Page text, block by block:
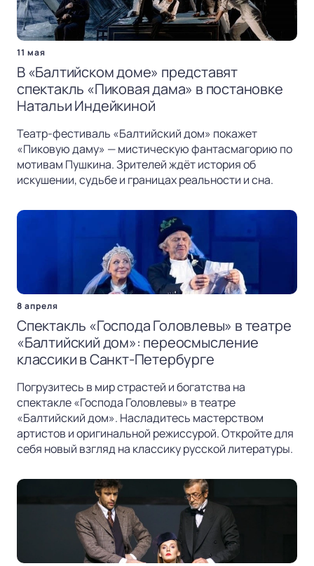
11 мая
В «Балтийском доме» представят
спектакль «Пиковая дама» в постановке
Натальи Индейкиной
Театр-фестиваль «Балтийский дом» покажет
«Пиковую даму» — мистическую фантасмагорию по
мотивам Пушкина. Зрителей ждёт история об
искушении, судьбе и границах реальности и сна.
8 апреля
Спектакль «Господа Головлевы» в театре
«Балтийский дом»: переосмысление
классики в Санкт-Петербурге
Погрузитесь в мир страстей и богатства на
спектакле «Господа Головлевы» в театре
«Балтийский дом». Насладитесь мастерством
артистов и оригинальной режиссурой. Откройте для
себя новый взгляд на классику русской литературы.